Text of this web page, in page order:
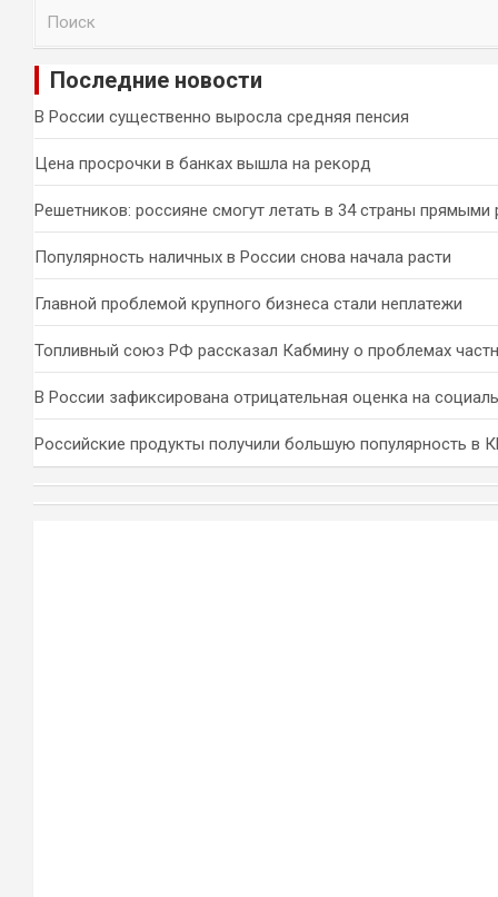
и
Последние новости
В России существенно выросла средняя пенсия
Цена просрочки в банках вышла на рекорд
Решетников: россияне смогут летать в 34 страны прямыми
Популярность наличных в России снова начала расти
Главной проблемой крупного бизнеса стали неплатежи
Топливный союз РФ рассказал Кабмину о проблемах
В России зафиксирована отрицательная оценка на
Российские продукты получили большую популярность в